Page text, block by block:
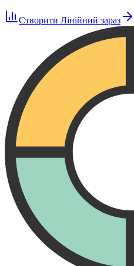
Створити Лінійний зараз